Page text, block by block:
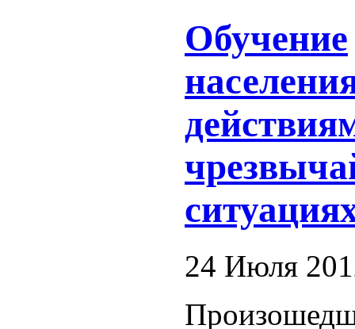
Обучение
24 Июля